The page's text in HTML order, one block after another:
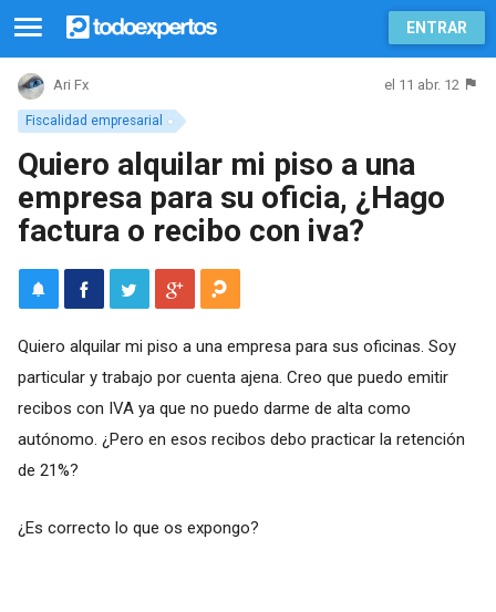
ENTRAR
Fiscalidad empresarial
Ari Fx el 11 abr. 12
Quiero alquilar mi piso a una
empresa para su oficia, ¿Hago
factura o recibo con iva?
Quiero alquilar mi piso a una empresa para sus oficinas. Soy
particular y trabajo por cuenta ajena. Creo que puedo emitir
recibos con IVA ya que no puedo darme de alta como
autónomo. ¿Pero en esos recibos debo practicar la retención
de 21%?
¿Es correcto lo que os expongo?